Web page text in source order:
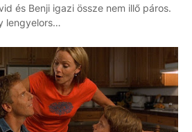
és Benji igazi össze nem illő páros.
lengyelors…